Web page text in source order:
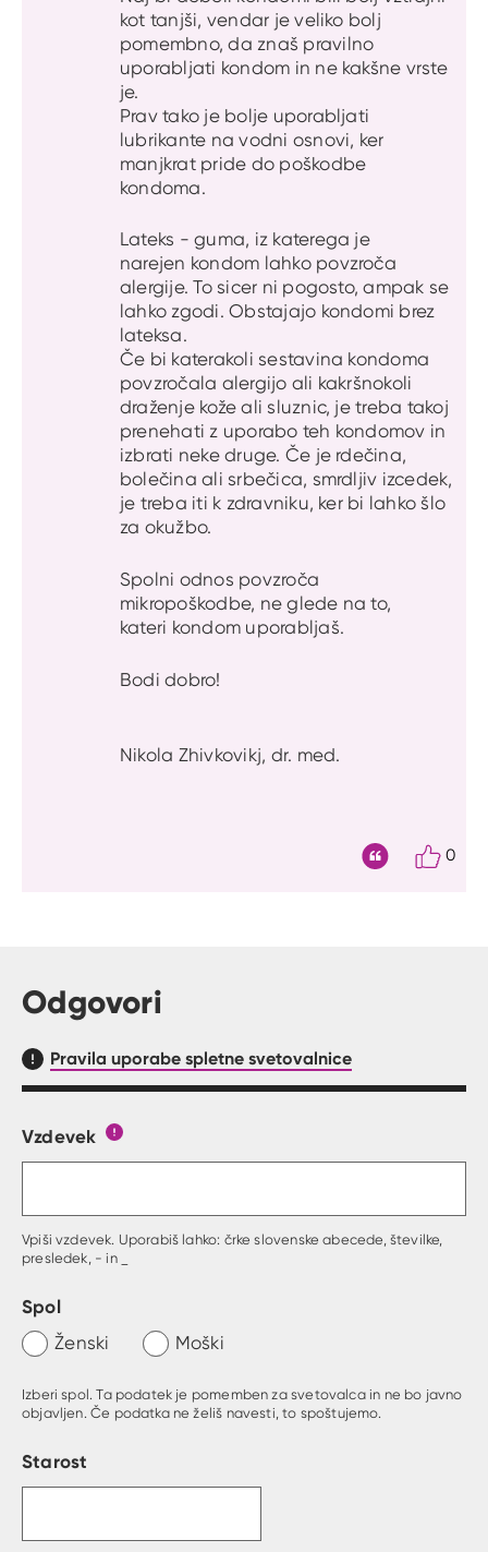
kot tanjši, vendar je veliko bolj
pomembno, da znaš pravilno
uporabljati kondom in ne kakšne vrste
je.
Prav tako je bolje uporabljati
lubrikante na vodni osnovi, ker
manjkrat pride do poškodbe
kondoma.
Lateks - guma, iz katerega je
narejen kondom lahko povzroča
alergije. To sicer ni pogosto, ampak se
lahko zgodi. Obstajajo kondomi brez
lateksa.
Če bi katerakoli sestavina kondoma
povzročala alergijo ali kakršnokoli
draženje kože ali sluznic, je treba takoj
prenehati z uporabo teh kondomov in
izbrati neke druge. Če je rdečina,
bolečina ali srbečica, smrdljiv izcedek,
je treba iti k zdravniku, ker bi lahko šlo
za okužbo.
Spolni odnos povzroča
mikropoškodbe, ne glede na to,
kateri kondom uporabljaš.
Bodi dobro!
Nikola Zhivkovikj, dr. med.
0
Odgovori
Pravila uporabe spletne svetovalnice
Obrazec, kjer lahko zastaviš vprašanje
Vzdevek
Vpiši vzdevek. Uporabiš lahko: črke slovenske abecede, številke,
presledek, - in _
Spol
Ženski Moški
Izberi spol. Ta podatek je pomemben za svetovalca in ne bo javno
objavljen. Če podatka ne želiš navesti, to spoštujemo.
Starost